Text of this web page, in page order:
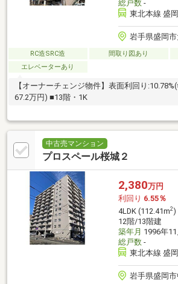
総戸数-
東北本線 盛
岩手県盛岡
RC造SRC造 間取り図あり
エレベーターあり
【オーナーチェンジ物件】表面利回り
67.2万円) ■13階・1K
中古売マンション
プロスペール桜城２
2,380万円
利回り 6.55％
4LDK (112.41m2)
12階/13階建
築年月 1996年
総戸数-
東北本線 盛
岩手県盛岡